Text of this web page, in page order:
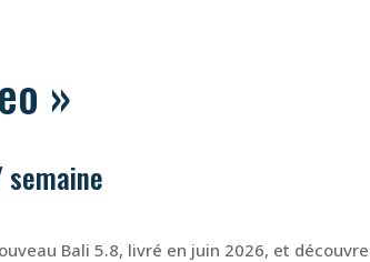
»
Bali 5.8, livré en juin 2026, et